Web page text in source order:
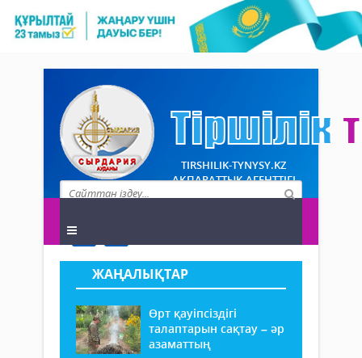
TIRSHILIK-TYNYSY.KZ
АҚПАРАТТЫҚ АГЕНТТІГІ
ЖАҢАЛЫҚТАР
Өрт қауіпсіздігі
талаптарын сақтау – әр
азаматтың